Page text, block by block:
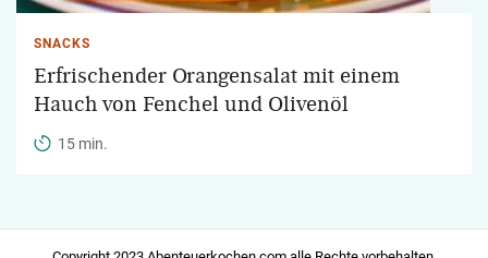
SNACKS
Erfrischender Orangensalat mit einem
Hauch von Fenchel und Olivenöl
15 min.